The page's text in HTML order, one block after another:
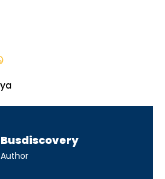
Busdiscovery
Author